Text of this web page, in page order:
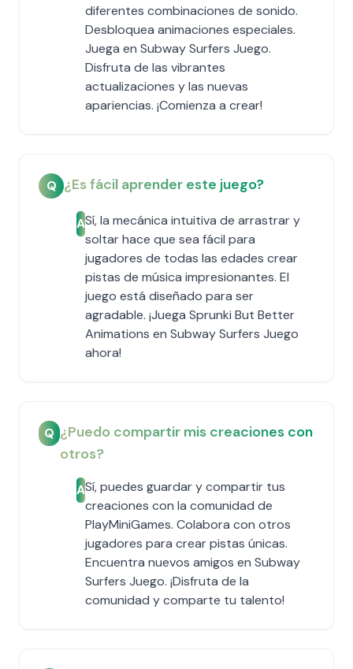
diferentes combinaciones de sonido.
Desbloquea animaciones especiales.
Juega en Subway Surfers Juego.
Disfruta de las vibrantes
actualizaciones y las nuevas
apariencias. ¡Comienza a crear!
Q ¿Es fácil aprender este juego?
ASí, la mecánica intuitiva de arrastrar y
soltar hace que sea fácil para
jugadores de todas las edades crear
pistas de música impresionantes. El
juego está diseñado para ser
agradable. ¡Juega Sprunki But Better
Animations en Subway Surfers Juego
ahora!
Q ¿Puedo compartir mis creaciones con
otros?
ASí, puedes guardar y compartir tus
creaciones con la comunidad de
PlayMiniGames. Colabora con otros
jugadores para crear pistas únicas.
Encuentra nuevos amigos en Subway
Surfers Juego. ¡Disfruta de la
comunidad y comparte tu talento!